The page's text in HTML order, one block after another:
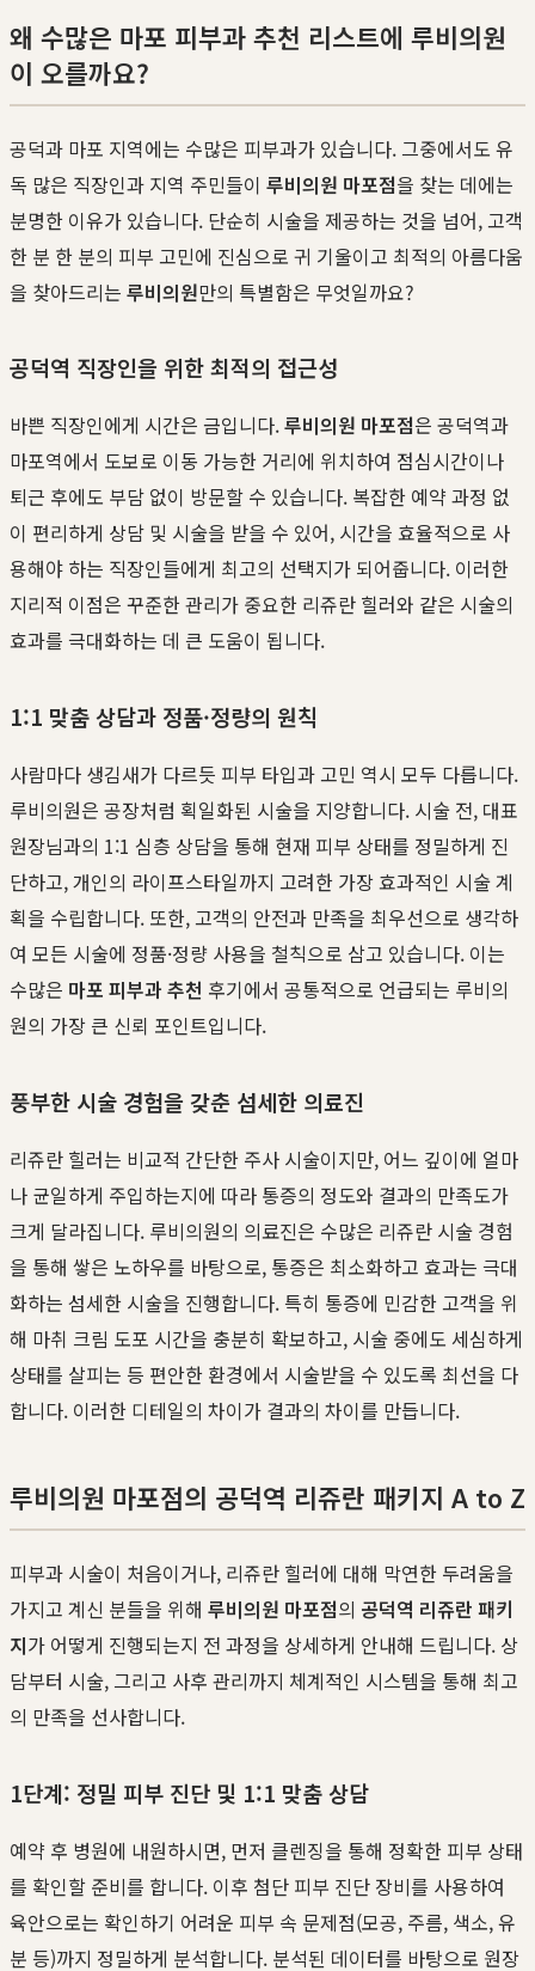
왜 수많은 마포 피부과 추천 리스트에 루비의원
이 오를까요?
공덕과 마포 지역에는 수많은 피부과가 있습니다. 그중에서도 유
독 많은 직장인과 지역 주민들이 루비의원 마포점을 찾는 데에는
분명한 이유가 있습니다. 단순히 시술을 제공하는 것을 넘어, 고객
한 분 한 분의 피부 고민에 진심으로 귀 기울이고 최적의 아름다움
을 찾아드리는 루비의원만의 특별함은 무엇일까요?
공덕역 직장인을 위한 최적의 접근성
바쁜 직장인에게 시간은 금입니다.루비의원 마포점은 공덕역과
마포역에서 도보로 이동 가능한 거리에 위치하여 점심시간이나
퇴근 후에도 부담 없이 방문할 수 있습니다. 복잡한 예약 과정 없
이 편리하게 상담 및 시술을 받을 수 있어, 시간을 효율적으로 사
용해야 하는 직장인들에게 최고의 선택지가 되어줍니다. 이러한
지리적 이점은 꾸준한 관리가 중요한 리쥬란 힐러와 같은 시술의
효과를 극대화하는 데 큰 도움이 됩니다.
1:1 맞춤 상담과 정품·정량의 원칙
사람마다 생김새가 다르듯 피부 타입과 고민 역시 모두 다릅니다.
루비의원은 공장처럼 획일화된 시술을 지양합니다. 시술 전, 대표
원장님과의 1:1 심층 상담을 통해 현재 피부 상태를 정밀하게 진
단하고, 개인의 라이프스타일까지 고려한 가장 효과적인 시술 계
획을 수립합니다. 또한, 고객의 안전과 만족을 최우선으로 생각하
여 모든 시술에 정품·정량 사용을 철칙으로 삼고 있습니다. 이는
수많은 마포 피부과 추천 후기에서 공통적으로 언급되는 루비의
원의 가장 큰 신뢰 포인트입니다.
풍부한 시술 경험을 갖춘 섬세한 의료진
리쥬란 힐러는 비교적 간단한 주사 시술이지만, 어느 깊이에 얼마
나 균일하게 주입하는지에 따라 통증의 정도와 결과의 만족도가
크게 달라집니다. 루비의원의 의료진은 수많은 리쥬란 시술 경험
을 통해 쌓은 노하우를 바탕으로, 통증은 최소화하고 효과는 극대
화하는 섬세한 시술을 진행합니다. 특히 통증에 민감한 고객을 위
해 마취 크림 도포 시간을 충분히 확보하고, 시술 중에도 세심하게
상태를 살피는 등 편안한 환경에서 시술받을 수 있도록 최선을 다
합니다. 이러한 디테일의 차이가 결과의 차이를 만듭니다.
루비의원 마포점의 공덕역 리쥬란 패키지 A to Z
피부과 시술이 처음이거나, 리쥬란 힐러에 대해 막연한 두려움을
가지고 계신 분들을 위해 루비의원 마포점의 공덕역 리쥬란 패키
지가 어떻게 진행되는지 전 과정을 상세하게 안내해 드립니다. 상
담부터 시술, 그리고 사후 관리까지 체계적인 시스템을 통해 최고
의 만족을 선사합니다.
1단계: 정밀 피부 진단 및 1:1 맞춤 상담
예약 후 병원에 내원하시면, 먼저 클렌징을 통해 정확한 피부 상태
를 확인할 준비를 합니다. 이후 첨단 피부 진단 장비를 사용하여
육안으로는 확인하기 어려운 피부 속 문제점(모공, 주름, 색소, 유
분 등)까지 정밀하게 분석합니다. 분석된 데이터를 바탕으로 원장